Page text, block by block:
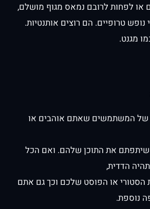
או לפחות לרובם נמאס מגוף מושלם,
נופש טרופיים. הם רוצים אותנטיות.
מגנט.
של המשתמשים שאתם אוהבים או
את התוכן שלהם. ואם הכל
הדדית,
או הפוסט שלכם וכך גם אתם
נוספת.